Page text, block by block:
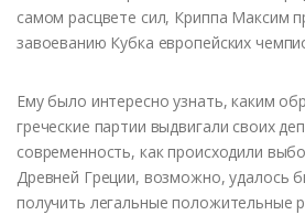
самом расцвете сил, Криппа Максим
завоеванию Кубка европейских
Ему было интересно узнать, каким
греческие партии выдвигали своих
современность, как происходили
Древней Греции, возможно, удалось
получить легальные положительные